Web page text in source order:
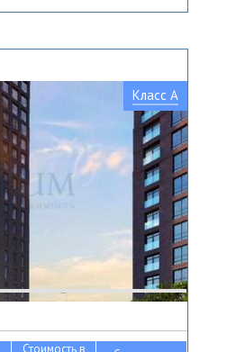
Класс A
Стоимость в